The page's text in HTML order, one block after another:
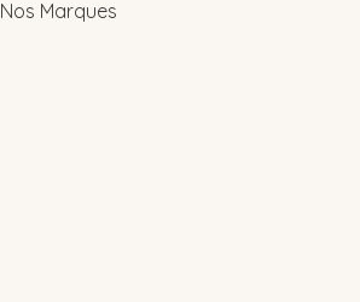
Nos Marques